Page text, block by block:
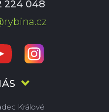
Králové
224 048